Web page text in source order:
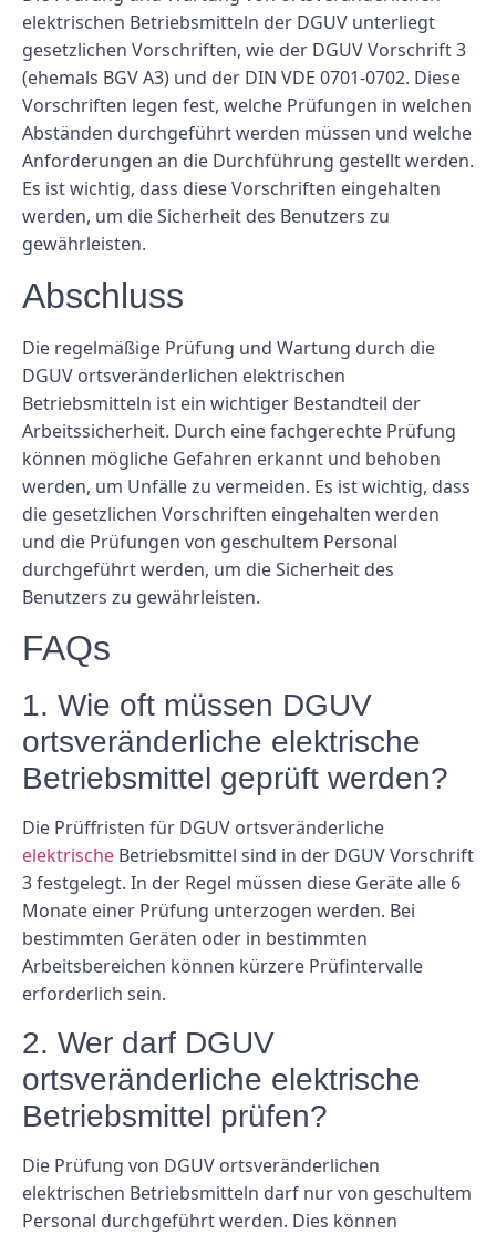
elektrischen Betriebsmitteln der DGUV unterliegt
gesetzlichen Vorschriften, wie der DGUV Vorschrift 3
(ehemals BGV A3) und der DIN VDE 0701-0702. Diese
Vorschriften legen fest, welche Prüfungen in welchen
Abständen durchgeführt werden müssen und welche
Anforderungen an die Durchführung gestellt werden.
Es ist wichtig, dass diese Vorschriften eingehalten
werden, um die Sicherheit des Benutzers zu
gewährleisten.
Abschluss
Die regelmäßige Prüfung und Wartung durch die
DGUV ortsveränderlichen elektrischen
Betriebsmitteln ist ein wichtiger Bestandteil der
Arbeitssicherheit. Durch eine fachgerechte Prüfung
können mögliche Gefahren erkannt und behoben
werden, um Unfälle zu vermeiden. Es ist wichtig, dass
die gesetzlichen Vorschriften eingehalten werden
und die Prüfungen von geschultem Personal
durchgeführt werden, um die Sicherheit des
Benutzers zu gewährleisten.
FAQs
1. Wie oft müssen DGUV
ortsveränderliche elektrische
Betriebsmittel geprüft werden?
Die Prüffristen für DGUV ortsveränderliche
elektrische Betriebsmittel sind in der DGUV Vorschrift
3 festgelegt. In der Regel müssen diese Geräte alle 6
Monate einer Prüfung unterzogen werden. Bei
bestimmten Geräten oder in bestimmten
Arbeitsbereichen können kürzere Prüfintervalle
erforderlich sein.
2. Wer darf DGUV
ortsveränderliche elektrische
Betriebsmittel prüfen?
Die Prüfung von DGUV ortsveränderlichen
elektrischen Betriebsmitteln darf nur von geschultem
Personal durchgeführt werden. Dies können